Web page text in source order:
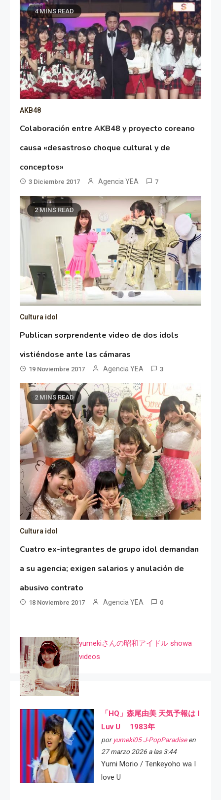
4 MINS READ
AKB48
Colaboración entre AKB48 y proyecto coreano
causa «desastroso choque cultural y de
conceptos»
3 Diciembre 2017 Agencia YEA 7
2 MINS READ
Cultura idol
Publican sorprendente video de dos idols
vistiéndose ante las cámaras
19 Noviembre 2017 Agencia YEA 3
2 MINS READ
Cultura idol
Cuatro ex-integrantes de grupo idol demandan
a su agencia; exigen salarios y anulación de
abusivo contrato
18 Noviembre 2017 Agencia YEA 0
yumekiさんの昭和アイドル showa
videos
「HQ」森尾由美 天気予報は I
Luv U 1983年
por yumeki05 J-PopParadiseen
27 marzo 2026 a las 3:44
Yumi Morio / Tenkeyoho wa I
love U